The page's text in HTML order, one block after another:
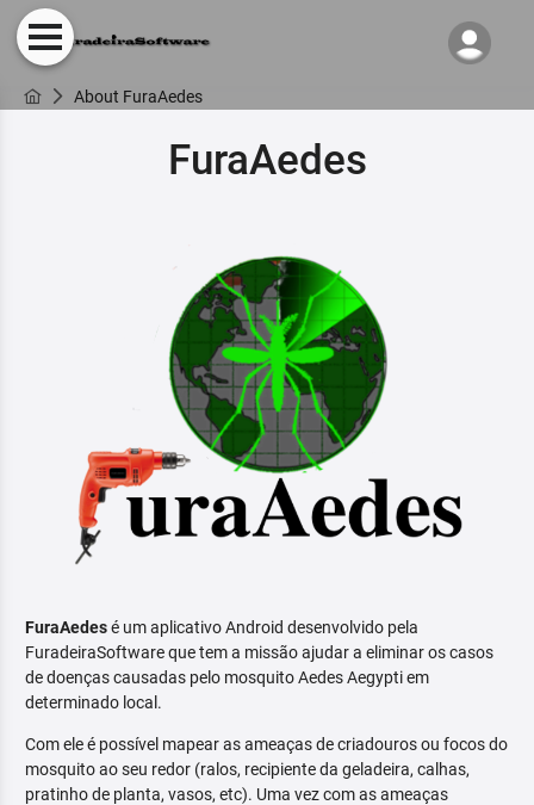
About FuraAedes
FuraAedes
FuraAedesé um aplicativo Android desenvolvido pela
FuradeiraSoftware que tem a missão ajudar a eliminar os casos
de doenças causadas pelo mosquito Aedes Aegypti em
determinado local.
Com ele é possível mapear as ameaças de criadouros ou focos do
mosquito ao seu redor (ralos, recipiente da geladeira, calhas,
pratinho de planta, vasos, etc). Uma vez com as ameaças